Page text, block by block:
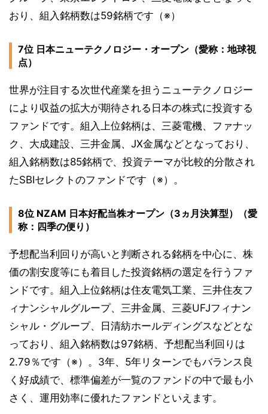
おり、組入銘柄数は59銘柄です（※）
7位 日本ニューテクノロジー・オープン（愛称：地球視
点）
世界が注目する次世代産業を担うニューテクノロジー
により収益の拡大が期待される日本の株式に投資する
ファンドです。組入上位銘柄は、三菱電機、ファナッ
ク、大成建設、三井金属、JX金属などとなっており、
組入銘柄数は85銘柄で、投資テーマが比較的分散され
たSBIセレクトのファンドです（※）。
8位 NZAM 日本好配当株オープン（3ヵ月決算型）（愛
称：四季の便り）
予想配当利回りが高いと判断される銘柄を中心に、株
価の割安度等にも着目した投資銘柄の選定を行うファ
ンドです。組入上位銘柄は住友電気工業、三井住友フ
ィナンシャルグループ、三井金属、三菱UFJフィナン
シャル・グループ、日清紡ホールディングスなどとな
っており、組入銘柄数は97銘柄、予想配当利回りは
2.79％です（※）。3年、5年リターンでもバランス良
く好成績で、標準偏差が一覧のファンドの中で最も小
さく、運用効率に優れたファンドといえます。